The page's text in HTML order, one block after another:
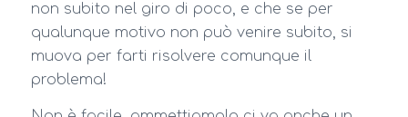
non subito nel giro di poco, e che se per
qualunque motivo non può venire subito, si
muova per farti risolvere comunque il
problema!